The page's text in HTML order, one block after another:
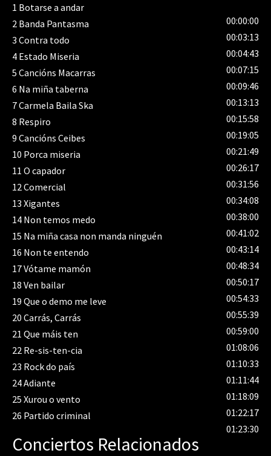
1 Botarse a andar
00:00:00
2 Banda Pantasma
00:03:13
3 Contra todo
00:04:43
4 Estado Miseria
00:07:15
5 Cancións Macarras
00:09:46
6 Na miña taberna
00:13:13
7Carmela Baila Ska
00:15:58
8 Respiro
00:19:05
9 Cancións Ceibes
00:21:49
10 Porca miseria
00:26:17
11 O capador
00:31:56
12Comercial
00:34:08
13 Xigantes
00:38:00
14 Non temos medo
00:41:02
15 Na miña casa non manda ninguén
00:43:14
16 Non te entendo
00:48:34
17Vótame mamón
00:50:17
18 Ven bailar
00:54:33
19 Que o demo me leve
00:55:39
20 Carrás, Carrás
00:59:00
21 Que máis ten
01:08:06
22 Re-sis-ten-cia
01:10:33
23 Rock do país
01:11:44
24Adiante
01:18:09
25 Xurou o vento
01:22:17
26 Partido criminal
01:23:30
Conciertos Relacionados